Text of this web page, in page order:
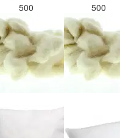
500 500